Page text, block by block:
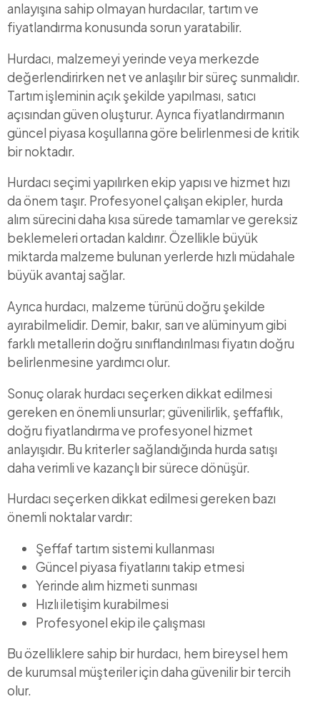
anlayışına sahip olmayan hurdacılar, tartım ve
fiyatlandırma konusunda sorun yaratabilir.
Hurdacı, malzemeyi yerinde veya merkezde
değerlendirirken net ve anlaşılır bir süreç sunmalıdır.
Tartım işleminin açık şekilde yapılması, satıcı
açısından güven oluşturur. Ayrıca fiyatlandırmanın
güncel piyasa koşullarına göre belirlenmesi de kritik
bir noktadır.
Hurdacı seçimi yapılırken ekip yapısı ve hizmet hızı
da önem taşır. Profesyonel çalışan ekipler, hurda
alım sürecini daha kısa sürede tamamlar ve gereksiz
beklemeleri ortadan kaldırır. Özellikle büyük
miktarda malzeme bulunan yerlerde hızlı müdahale
büyük avantaj sağlar.
Ayrıca hurdacı, malzeme türünü doğru şekilde
ayırabilmelidir. Demir, bakır, sarı ve alüminyum gibi
farklı metallerin doğru sınıflandırılması fiyatın doğru
belirlenmesine yardımcı olur.
Sonuç olarak hurdacı seçerken dikkat edilmesi
gereken en önemli unsurlar; güvenilirlik, şeffaflık,
doğru fiyatlandırma ve profesyonel hizmet
anlayışıdır. Bu kriterler sağlandığında hurda satışı
daha verimli ve kazançlı bir sürece dönüşür.
Hurdacı seçerken dikkat edilmesi gereken bazı
önemli noktalar vardır:
Şeffaf tartım sistemi kullanması
Güncel piyasa fiyatlarını takip etmesi
Yerinde alım hizmeti sunması
Hızlı iletişim kurabilmesi
Profesyonel ekip ile çalışması
Bu özelliklere sahip bir hurdacı, hem bireysel hem
de kurumsal müşteriler için daha güvenilir bir tercih
olur.